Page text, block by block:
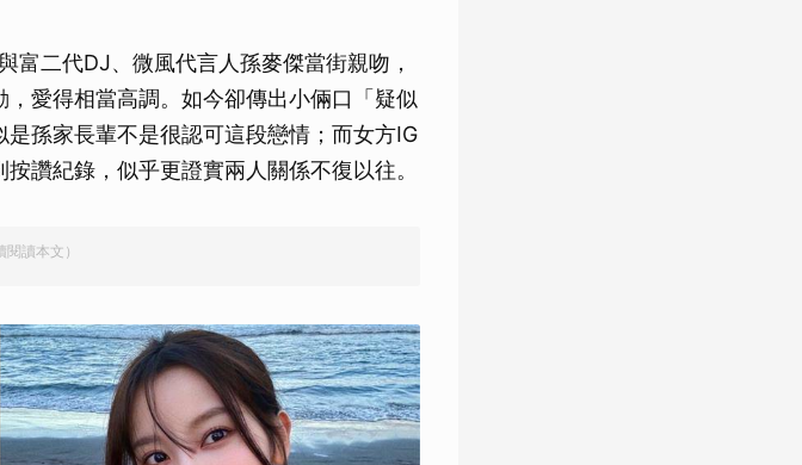
富二代DJ、微風代言人孫麥傑當街親吻，
愛得相當高調。如今卻傳出小倆口「疑似
孫家長輩不是很認可這段戀情；而女方IG
讚紀錄，似乎更證實兩人關係不復以往。
讀本文）